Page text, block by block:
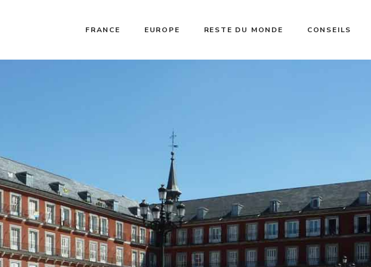
FRANCE EUROPE RESTE DU MONDE CONSEILS